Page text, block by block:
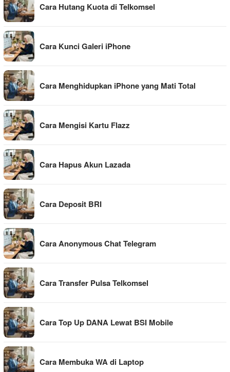
Cara Hutang Kuota di Telkomsel
Cara Kunci Galeri iPhone
Cara Menghidupkan iPhone yang Mati Total
Cara Mengisi Kartu Flazz
Cara Hapus Akun Lazada
Cara Deposit BRI
Cara Anonymous Chat Telegram
Cara Transfer Pulsa Telkomsel
Cara Top Up DANA Lewat BSI Mobile
Cara Membuka WA di Laptop